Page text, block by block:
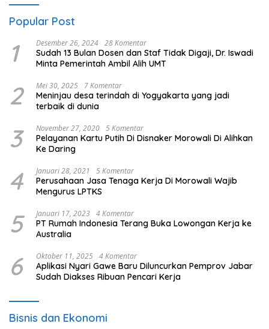
Popular Post
1 Desember 26, 2024 28 Komentar
Sudah 13 Bulan Dosen dan Staf Tidak Digaji, Dr. Iswadi
Minta Pemerintah Ambil Alih UMT
2 Mei 30, 2025 7 Komentar
Meninjau desa terindah di Yogyakarta yang jadi
terbaik di dunia
3 November 27, 2020 5 Komentar
Pelayanan Kartu Putih Di Disnaker Morowali Di Alihkan
Ke Daring
4 Januari 28, 2021 5 Komentar
Perusahaan Jasa Tenaga Kerja Di Morowali Wajib
Mengurus LPTKS
5 Januari 17, 2023 4 Komentar
PT Rumah Indonesia Terang Buka Lowongan Kerja ke
Australia
6 Oktober 11, 2025 4 Komentar
Aplikasi Nyari Gawe Baru Diluncurkan Pemprov Jabar
Sudah Diakses Ribuan Pencari Kerja
Bisnis dan Ekonomi